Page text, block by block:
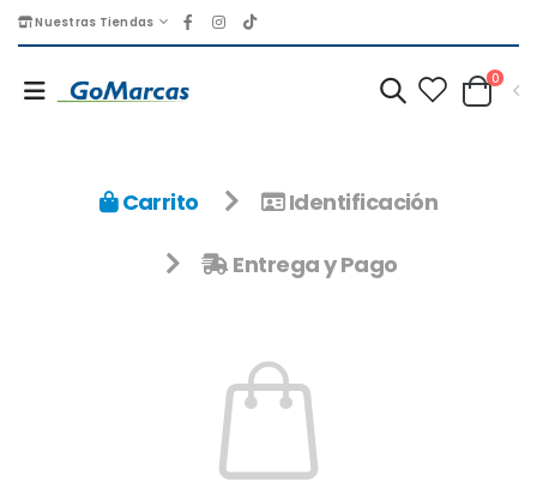
Nuestras Tiendas
0
Carrito Identificación
Entrega y Pago